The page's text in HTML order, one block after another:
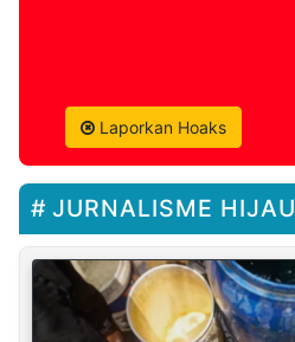
Laporkan Hoaks
JURNALISME HIJAU